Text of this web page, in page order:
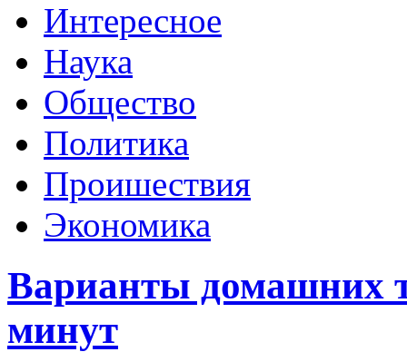
Интересное
Наука
Общество
Политика
Проишествия
Экономика
Варианты домашних
минут